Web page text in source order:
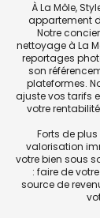
À La Môle,
appartement
Notre
nettoyage à La
reportages
son
plateformes.
ajuste vos tarifs
votre
Forts de
valorisation
votre bien sous
: faire de
source de